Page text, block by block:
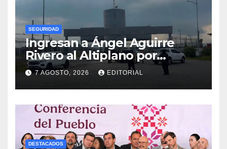
SEGURIDAD
Ingresan a Ángel Aguirre
Rivero al Altiplano por
presunta destrucción de
evidencias de caso
Ayotzinapa
7 AGOSTO, 2026 EDITORIAL
DESTACADOS